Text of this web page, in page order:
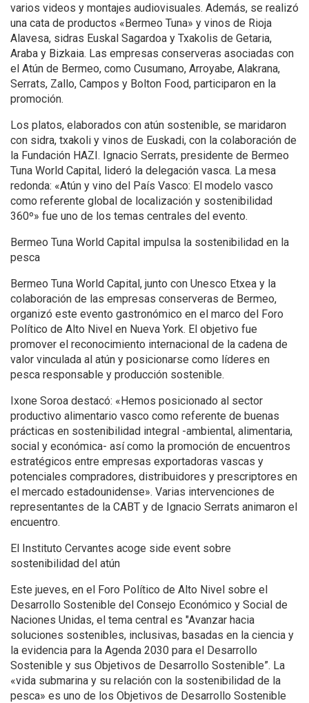
varios videos y montajes audiovisuales. Además, se realizó
una cata de productos «Bermeo Tuna» y vinos de Rioja
Alavesa, sidras Euskal Sagardoa y Txakolis de Getaria,
Araba y Bizkaia. Las empresas conserveras asociadas con
el Atún de Bermeo, como Cusumano, Arroyabe, Alakrana,
Serrats, Zallo, Campos y Bolton Food, participaron en la
promoción.
Los platos, elaborados con atún sostenible, se maridaron
con sidra, txakoli y vinos de Euskadi, con la colaboración de
la Fundación HAZI. Ignacio Serrats, presidente de Bermeo
Tuna World Capital, lideró la delegación vasca. La mesa
redonda: «Atún y vino del País Vasco: El modelo vasco
como referente global de localización y sostenibilidad
360º» fue uno de los temas centrales del evento.
Bermeo Tuna World Capital impulsa la sostenibilidad en la
pesca
Bermeo Tuna World Capital, junto con Unesco Etxea y la
colaboración de las empresas conserveras de Bermeo,
organizó este evento gastronómico en el marco del Foro
Político de Alto Nivel en Nueva York. El objetivo fue
promover el reconocimiento internacional de la cadena de
valor vinculada al atún y posicionarse como líderes en
pesca responsable y producción sostenible.
Ixone Soroa destacó: «Hemos posicionado al sector
productivo alimentario vasco como referente de buenas
prácticas en sostenibilidad integral -ambiental, alimentaria,
social y económica- así como la promoción de encuentros
estratégicos entre empresas exportadoras vascas y
potenciales compradores, distribuidores y prescriptores en
el mercado estadounidense». Varias intervenciones de
representantes de la CABT y de Ignacio Serrats animaron el
encuentro.
El Instituto Cervantes acoge side event sobre
sostenibilidad del atún
Este jueves, en el Foro Político de Alto Nivel sobre el
Desarrollo Sostenible del Consejo Económico y Social de
Naciones Unidas, el tema central es "Avanzar hacia
soluciones sostenibles, inclusivas, basadas en la ciencia y
la evidencia para la Agenda 2030 para el Desarrollo
Sostenible y sus Objetivos de Desarrollo Sostenible”. La
«vida submarina y su relación con la sostenibilidad de la
pesca» es uno de los Objetivos de Desarrollo Sostenible